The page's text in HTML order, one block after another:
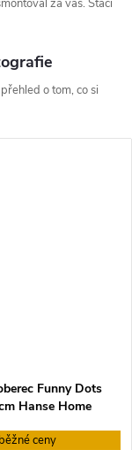
za vás. Stačí
o tom, co si
Funny Dots
Hanse Home